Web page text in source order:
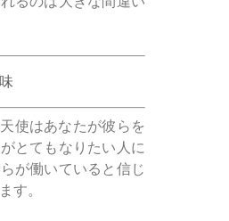
使はあなたが彼らを
とてもなりたい人に
が働いていると信じ
す。